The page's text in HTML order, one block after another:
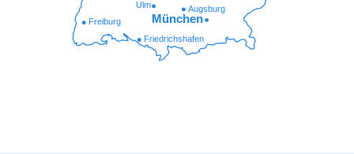
Friedrichshafen
Freiburg
Augsburg
Ulm
München